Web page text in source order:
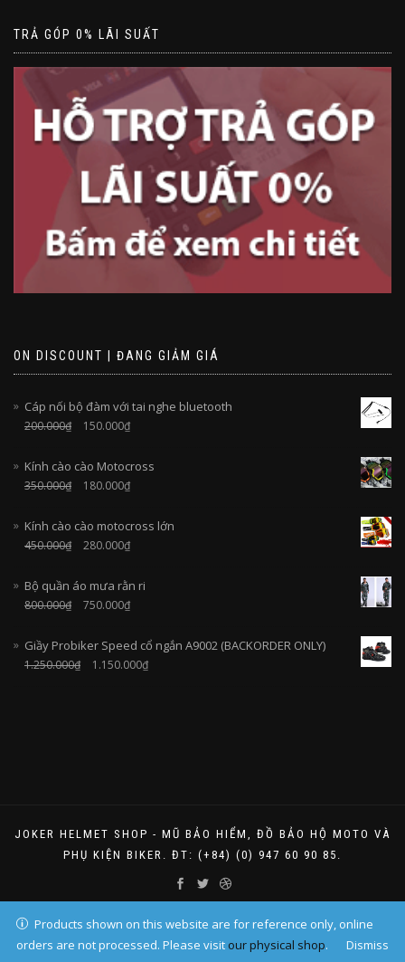
Products shown on this website are for reference only, online
orders are not processed. Please visit our physical shop. Dismiss
TRẢ GÓP 0% LÃI SUẤT
ON DISCOUNT | ĐANG GIẢM GIÁ
Cáp nối bộ đàm với tai nghe bluetooth
200.000₫ 150.000₫
Kính cào cào Motocross
350.000₫ 180.000₫
Kính cào cào motocross lớn
450.000₫ 280.000₫
Bộ quần áo mưa rằn ri
800.000₫ 750.000₫
Giầy Probiker Speed cổ ngắn A9002 (BACKORDER ONLY)
1.250.000₫ 1.150.000₫
JOKER HELMET SHOP - MŨ BẢO HIỂM, ĐỒ BẢO HỘ MOTO VÀ
PHỤ KIỆN BIKER. ĐT: (+84) (0) 947 60 90 85.